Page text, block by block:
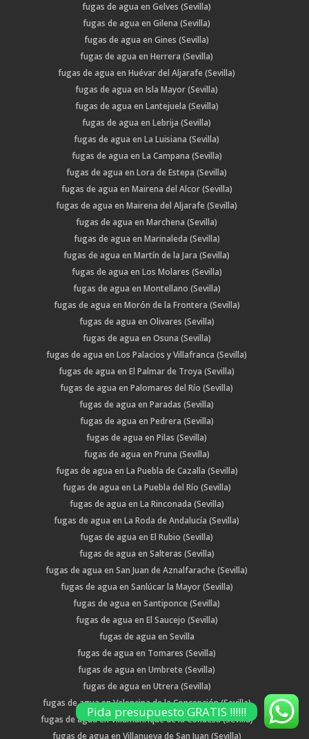
fugas de agua en Gelves (Sevilla)
fugas de agua en Gilena (Sevilla)
fugas de agua en Gines (Sevilla)
fugas de agua en Herrera (Sevilla)
fugas de agua en Huévar del Aljarafe (Sevilla)
fugas de agua en Isla Mayor (Sevilla)
fugas de agua en Lantejuela (Sevilla)
fugas de agua en Lebrija (Sevilla)
fugas de agua en La Luisiana (Sevilla)
fugas de agua en La Campana (Sevilla)
fugas de agua en Lora de Estepa (Sevilla)
fugas de agua en Mairena del Alcor (Sevilla)
fugas de agua en Mairena del Aljarafe (Sevilla)
fugas de agua en Marchena (Sevilla)
fugas de agua en Marinaleda (Sevilla)
fugas de agua en Martín de la Jara (Sevilla)
fugas de agua en Los Molares (Sevilla)
fugas de agua en Montellano (Sevilla)
fugas de agua en Morón de la Frontera (Sevilla)
fugas de agua en Olivares (Sevilla)
fugas de agua en Osuna (Sevilla)
fugas de agua en Los Palacios y Villafranca (Sevilla)
fugas de agua en El Palmar de Troya (Sevilla)
fugas de agua en Palomares del Río (Sevilla)
fugas de agua en Paradas (Sevilla)
fugas de agua en Pedrera (Sevilla)
fugas de agua en Pilas (Sevilla)
fugas de agua en Pruna (Sevilla)
fugas de agua en La Puebla de Cazalla (Sevilla)
fugas de agua en La Puebla del Río (Sevilla)
fugas de agua en La Rinconada (Sevilla)
fugas de agua en La Roda de Andalucía (Sevilla)
fugas de agua en El Rubio (Sevilla)
fugas de agua en Salteras (Sevilla)
fugas de agua en San Juan de Aznalfarache (Sevilla)
fugas de agua en Sanlúcar la Mayor (Sevilla)
fugas de agua en Santiponce (Sevilla)
fugas de agua en El Saucejo (Sevilla)
fugas de agua en Sevilla
fugas de agua en Tomares (Sevilla)
fugas de agua en Umbrete (Sevilla)
fugas de agua en Utrera (Sevilla)
fugas de agua en Valencina de la Concepción (Sevilla)
fugas de agua en Villamanrique de la Condesa (Sevilla)
fugas de agua en Villanueva de San Juan (Sevilla)
Pida presupuesto GRATIS !!!!!!